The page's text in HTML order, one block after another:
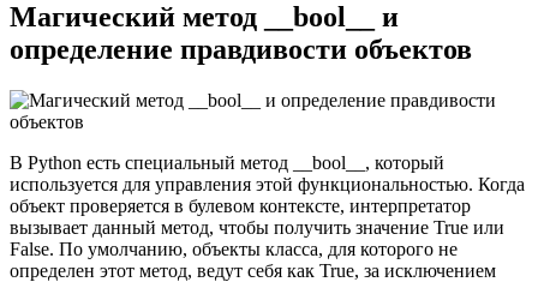
Магический метод __bool__ и
определение правдивости объектов
В Python есть специальный метод __bool__, который
используется для управления этой функциональностью. Когда
объект проверяется в булевом контексте, интерпретатор
вызывает данный метод, чтобы получить значение True или
False. По умолчанию, объекты класса, для которого не
определен этот метод, ведут себя как True, за исключением